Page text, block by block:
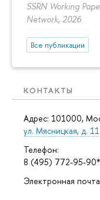
SSRN Working
Network, 2026
Все публикации
КОНТАКТЫ
Адрес: 101000,
ул. Мясницкая, д. 11
Телефон:
8 (495) 772-95-
Электронная